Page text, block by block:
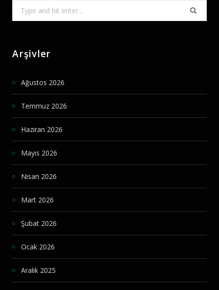
Arşivler
Ağustos 2026
Temmuz 2026
Haziran 2026
Mayıs 2026
Nisan 2026
Mart 2026
Şubat 2026
Ocak 2026
Aralık 2025